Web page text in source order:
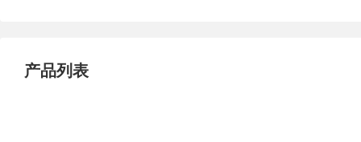
产品列表